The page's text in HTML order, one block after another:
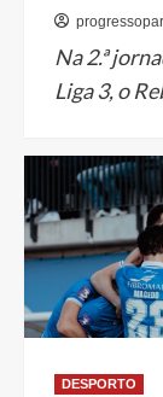
Na 2.ª
Liga 3, o
DESPORTO